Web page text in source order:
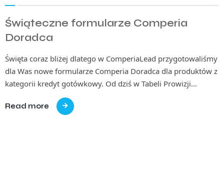
Świąteczne formularze Comperia
Doradca
Święta coraz bliżej dlatego w ComperiaLead przygotowaliśmy
dla Was nowe formularze Comperia Doradca dla produktów z
kategorii kredyt gotówkowy. Od dziś w Tabeli Prowizji…
Read more